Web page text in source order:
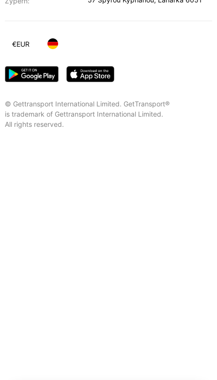
© Gettransport International Limited. GetTransport®
is trademark of Gettransport International Limited.
All rights reserved.
€EUR